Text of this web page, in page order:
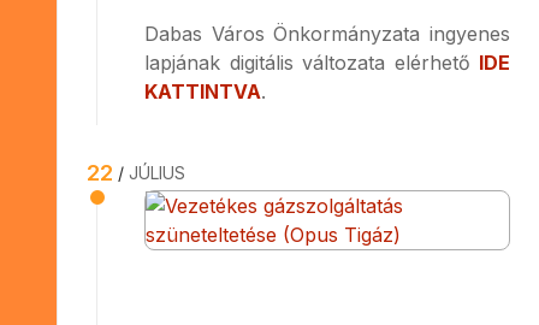
Dabas Város Önkormányzata ingyenes
lapjának digitális változata elérhető IDE
KATTINTVA.
22 JÚLIUS